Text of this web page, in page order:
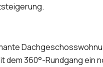
dem 360°-Rundgang ein